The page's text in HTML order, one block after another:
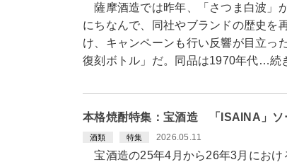
薩摩酒造では昨年、「さつま白波」
にちなんで、同社やブランドの歴史を
け、キャンペーンも行い反響が目立
復刻ボトル」だ。同品は1970年代…続
本格焼酎特集：宝酒造 「ISAINA」ソ
酒類 特集 2026.05.11
宝酒造の25年4月から26年3月におけ